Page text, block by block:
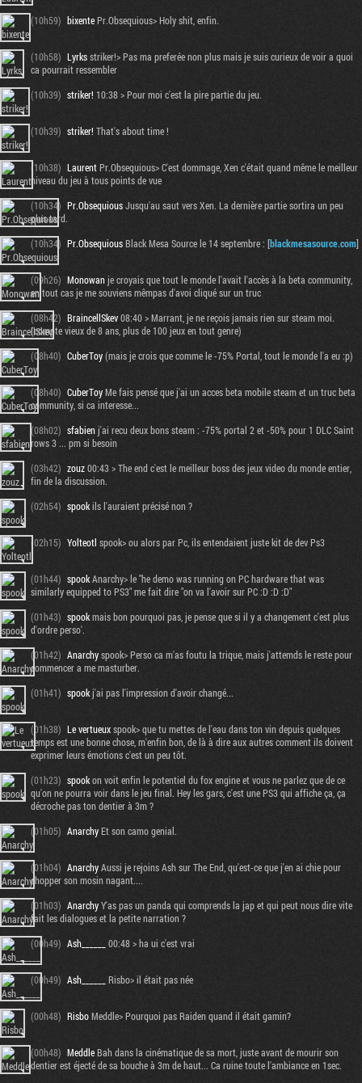
(10h59) bixentePr.Obsequious> Holy shit, enfin.
(10h58) Lyrksstriker!> Pas ma preferée non plus mais je suis curieux de voir a quoi
ca pourrait ressembler
(10h39) striker! 10:38 > Pour moi c'est la pire partie du jeu.
(10h39) striker! That's about time !
(10h38) LaurentPr.Obsequious> C'est dommage, Xen c'était quand même le meilleur
niveau du jeu à tous points de vue
(10h34) Pr.ObsequiousJusqu'au saut vers Xen. La dernière partie sortira un peu
plus tard.
(10h34) Pr.ObsequiousBlack Mesa Source le 14 septembre : [blackmesasource.com]
(09h26) Monowanje croyais que tout le monde l'avait l'accès à la beta community,
en tout cas je me souviens mêmpas d'avoi cliqué sur un truc
(08h42) BraincellSkev08:40 > Marrant, je ne reçois jamais rien sur steam moi.
(compte vieux de 8 ans, plus de 100 jeux en tout genre)
(08h40) CuberToy(mais je crois que comme le -75% Portal, tout le monde l'a eu :p)
(08h40) CuberToyMe fais pensé que j'ai un acces beta mobile steam et un truc beta
community, si ca interesse...
(08h02) sfabienj'ai recu deux bons steam : -75% portal 2 et -50% pour 1 DLC Saint
rows 3 ... pm si besoin
(03h42) zouz00:43 > The end c'est le meilleur boss des jeux video du monde entier,
fin de la discussion.
(02h54) spookils l'auraient précisé non ?
(02h15) Yolteotl spook> ou alors par Pc, ils entendaient juste kit de dev Ps3
(01h44) spookAnarchy> le "he demo was running on PC hardware that was
similarly equipped to PS3" me fait dire "on va l'avoir sur PC :D :D :D"
(01h43) spookmais bon pourquoi pas, je pense que si il y a changement c'est plus
d'ordre perso'.
(01h42) Anarchyspook> Perso ca m'as foutu la trique, mais j'attemds le reste pour
commencer a me masturber.
(01h41) spookj'ai pas l'impression d'avoir changé...
(01h38) Le vertueuxspook> que tu mettes de l'eau dans ton vin depuis quelques
temps est une bonne chose, m'enfin bon, de là à dire aux autres comment ils doivent
exprimer leurs émotions c'est un peu tôt.
(01h23) spookon voit enfin le potentiel du fox engine et vous ne parlez que de ce
qu'on ne pourra voir dans le jeu final. Hey les gars, c'est une PS3 qui affiche ça, ça
décroche pas ton dentier à 3m ?
(01h05) AnarchyEt son camo genial.
(01h04) AnarchyAussi je rejoins Ash sur The End, qu'est-ce que j'en ai chie pour
chopper son mosin nagant....
(01h03) AnarchyY'as pas un panda qui comprends la jap et qui peut nous dire vite
fait les dialogues et la petite narration ?
(00h49) Ash______ 00:48 > ha ui c'est vrai
(00h49) Ash______ Risbo> il était pas née
(00h48) RisboMeddle> Pourquoi pas Raiden quand il était gamin?
(00h48) MeddleBah dans la cinématique de sa mort, juste avant de mourir son
dentier est éjecté de sa bouche à 3m de haut... Ca ruine toute l'ambiance en 1sec.